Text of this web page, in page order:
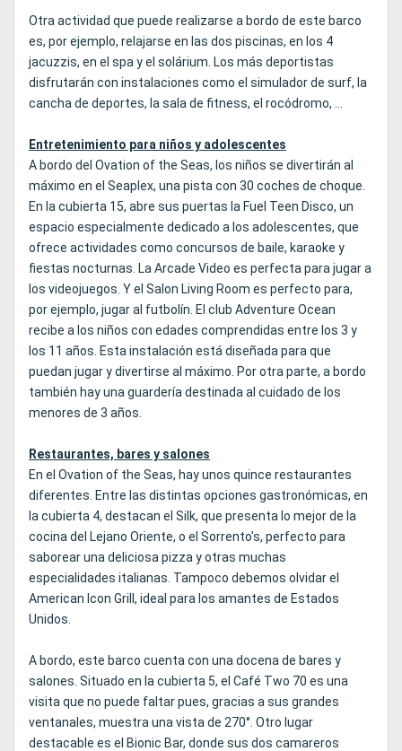
Otra actividad que puede realizarse a bordo de este barco
es, por ejemplo, relajarse en las dos piscinas, en los 4
jacuzzis, en el spa y el solárium. Los más deportistas
disfrutarán con instalaciones como el simulador de surf, la
cancha de deportes, la sala de fitness, el rocódromo, ...
Entretenimiento para niños y adolescentes
A bordo del Ovation of the Seas, los niños se divertirán al
máximo en el Seaplex, una pista con 30 coches de choque.
En la cubierta 15, abre sus puertas la Fuel Teen Disco, un
espacio especialmente dedicado a los adolescentes, que
ofrece actividades como concursos de baile, karaoke y
fiestas nocturnas. La Arcade Video es perfecta para jugar a
los videojuegos. Y el Salon Living Room es perfecto para,
por ejemplo, jugar al futbolín. El club Adventure Ocean
recibe a los niños con edades comprendidas entre los 3 y
los 11 años. Esta instalación está diseñada para que
puedan jugar y divertirse al máximo. Por otra parte, a bordo
también hay una guardería destinada al cuidado de los
menores de 3 años.
Restaurantes, bares y salones
En el Ovation of the Seas, hay unos quince restaurantes
diferentes. Entre las distintas opciones gastronómicas, en
la cubierta 4, destacan el Silk, que presenta lo mejor de la
cocina del Lejano Oriente, o el Sorrento's, perfecto para
saborear una deliciosa pizza y otras muchas
especialidades italianas. Tampoco debemos olvidar el
American Icon Grill, ideal para los amantes de Estados
Unidos.
A bordo, este barco cuenta con una docena de bares y
salones. Situado en la cubierta 5, el Café Two 70 es una
visita que no puede faltar pues, gracias a sus grandes
ventanales, muestra una vista de 270°. Otro lugar
destacable es el Bionic Bar, donde sus dos camareros